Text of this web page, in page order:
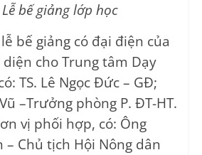
bế giảng lớp học
bế giảng có đại điện của
cho Trung tâm Dạy
TS. Lê Ngọc Đức – GĐ;
–Trưởng phòng P. ĐT-HT.
vị phối hợp, có: Ông
– Chủ tịch Hội Nông dân